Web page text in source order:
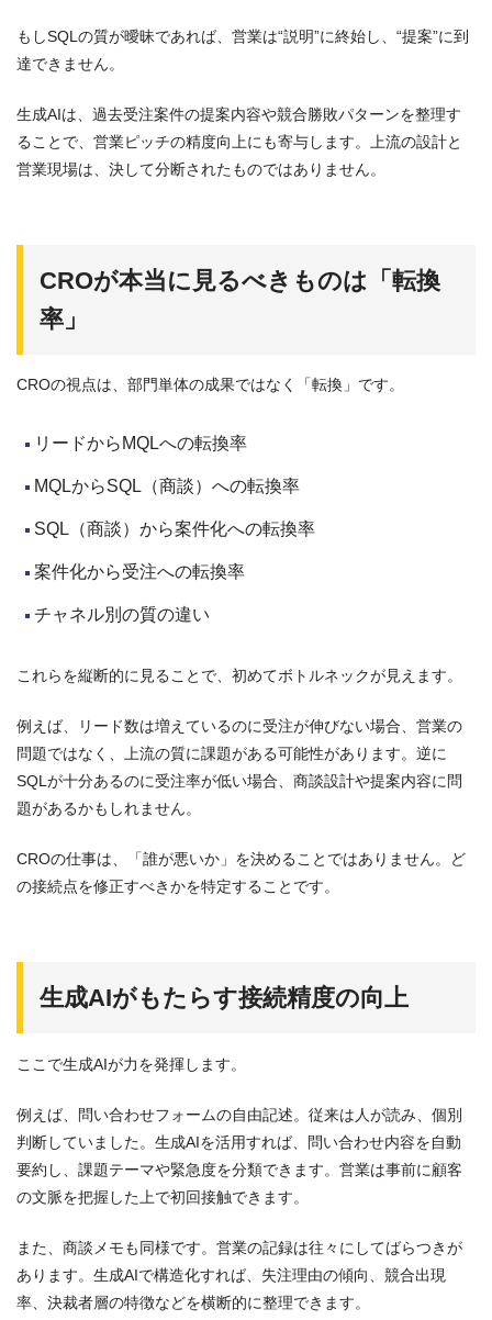
もしSQLの質が曖昧であれば、営業は“説明”に終始し、“提案”に到
達できません。
生成AIは、過去受注案件の提案内容や競合勝敗パターンを整理す
ることで、営業ピッチの精度向上にも寄与します。上流の設計と
営業現場は、決して分断されたものではありません。
CROが本当に見るべきものは「転換
率」
CROの視点は、部門単体の成果ではなく「転換」です。
リードからMQLへの転換率
MQLからSQL（商談）への転換率
SQL（商談）から案件化への転換率
案件化から受注への転換率
チャネル別の質の違い
これらを縦断的に見ることで、初めてボトルネックが見えます。
例えば、リード数は増えているのに受注が伸びない場合、営業の
問題ではなく、上流の質に課題がある可能性があります。逆に
SQLが十分あるのに受注率が低い場合、商談設計や提案内容に問
題があるかもしれません。
CROの仕事は、「誰が悪いか」を決めることではありません。ど
の接続点を修正すべきかを特定することです。
生成AIがもたらす接続精度の向上
ここで生成AIが力を発揮します。
例えば、問い合わせフォームの自由記述。従来は人が読み、個別
判断していました。生成AIを活用すれば、問い合わせ内容を自動
要約し、課題テーマや緊急度を分類できます。営業は事前に顧客
の文脈を把握した上で初回接触できます。
また、商談メモも同様です。営業の記録は往々にしてばらつきが
あります。生成AIで構造化すれば、失注理由の傾向、競合出現
率、決裁者層の特徴などを横断的に整理できます。